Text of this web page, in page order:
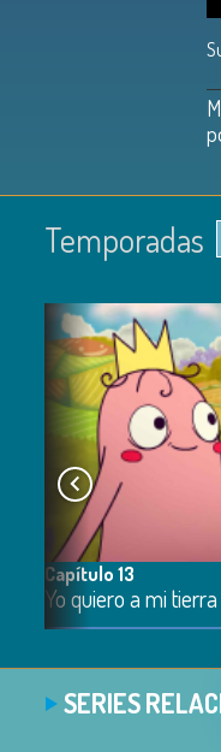
Temporadas
Capítulo 13
Yo quiero a mi tierra
SERIES